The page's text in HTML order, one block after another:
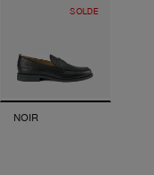
SOLDE
NOIR